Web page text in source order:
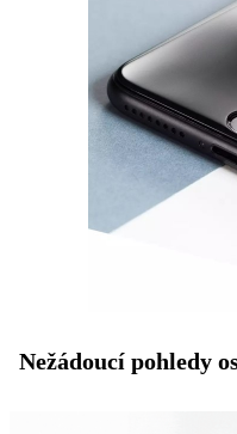
Nežádoucí pohledy